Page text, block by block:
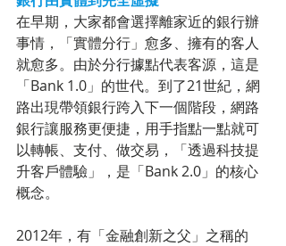
在早期，大家都會選擇離家近的銀行辦
事情，「實體分行」愈多、擁有的客人
就愈多。由於分行據點代表客源，這是
「Bank 1.0」的世代。到了21世紀，網
路出現帶領銀行跨入下一個階段，網路
銀行讓服務更便捷，用手指點一點就可
以轉帳、支付、做交易，「透過科技提
升客戶體驗」，是「Bank 2.0」的核心
概念。
2012年，有「金融創新之父」之稱的